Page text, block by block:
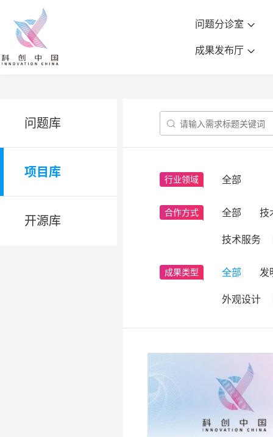
问题分诊室
成果发布厅
问题库
项目库
开源库

行业领域 全部
合作方式 全部 技
技术服务
成果类型 全部 发
外观设计